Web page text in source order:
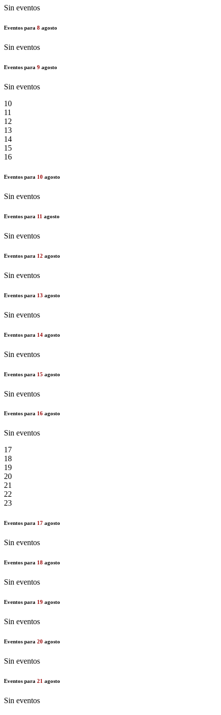
Sin eventos
Eventos para 8 agosto
Sin eventos
Eventos para 9 agosto
Sin eventos
10
11
12
13
14
15
16
Eventos para 10 agosto
Sin eventos
Eventos para 11 agosto
Sin eventos
Eventos para 12 agosto
Sin eventos
Eventos para 13 agosto
Sin eventos
Eventos para 14 agosto
Sin eventos
Eventos para 15 agosto
Sin eventos
Eventos para 16 agosto
Sin eventos
17
18
19
20
21
22
23
Eventos para 17 agosto
Sin eventos
Eventos para 18 agosto
Sin eventos
Eventos para 19 agosto
Sin eventos
Eventos para 20 agosto
Sin eventos
Eventos para 21 agosto
Sin eventos